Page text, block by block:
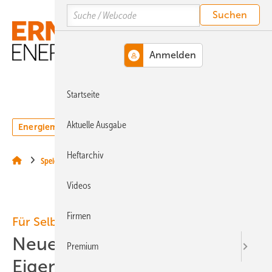
Hauptinhalt
Hauptmenü
SiteSearch
Energiemarkt Technologie
Speicher
Für Selbstversorger
Neue Speicher für
Eigenerzeugung
Search
Startseite
Aktuelle Ausgabe
Heftarchiv
Videos
Firmen
Premium